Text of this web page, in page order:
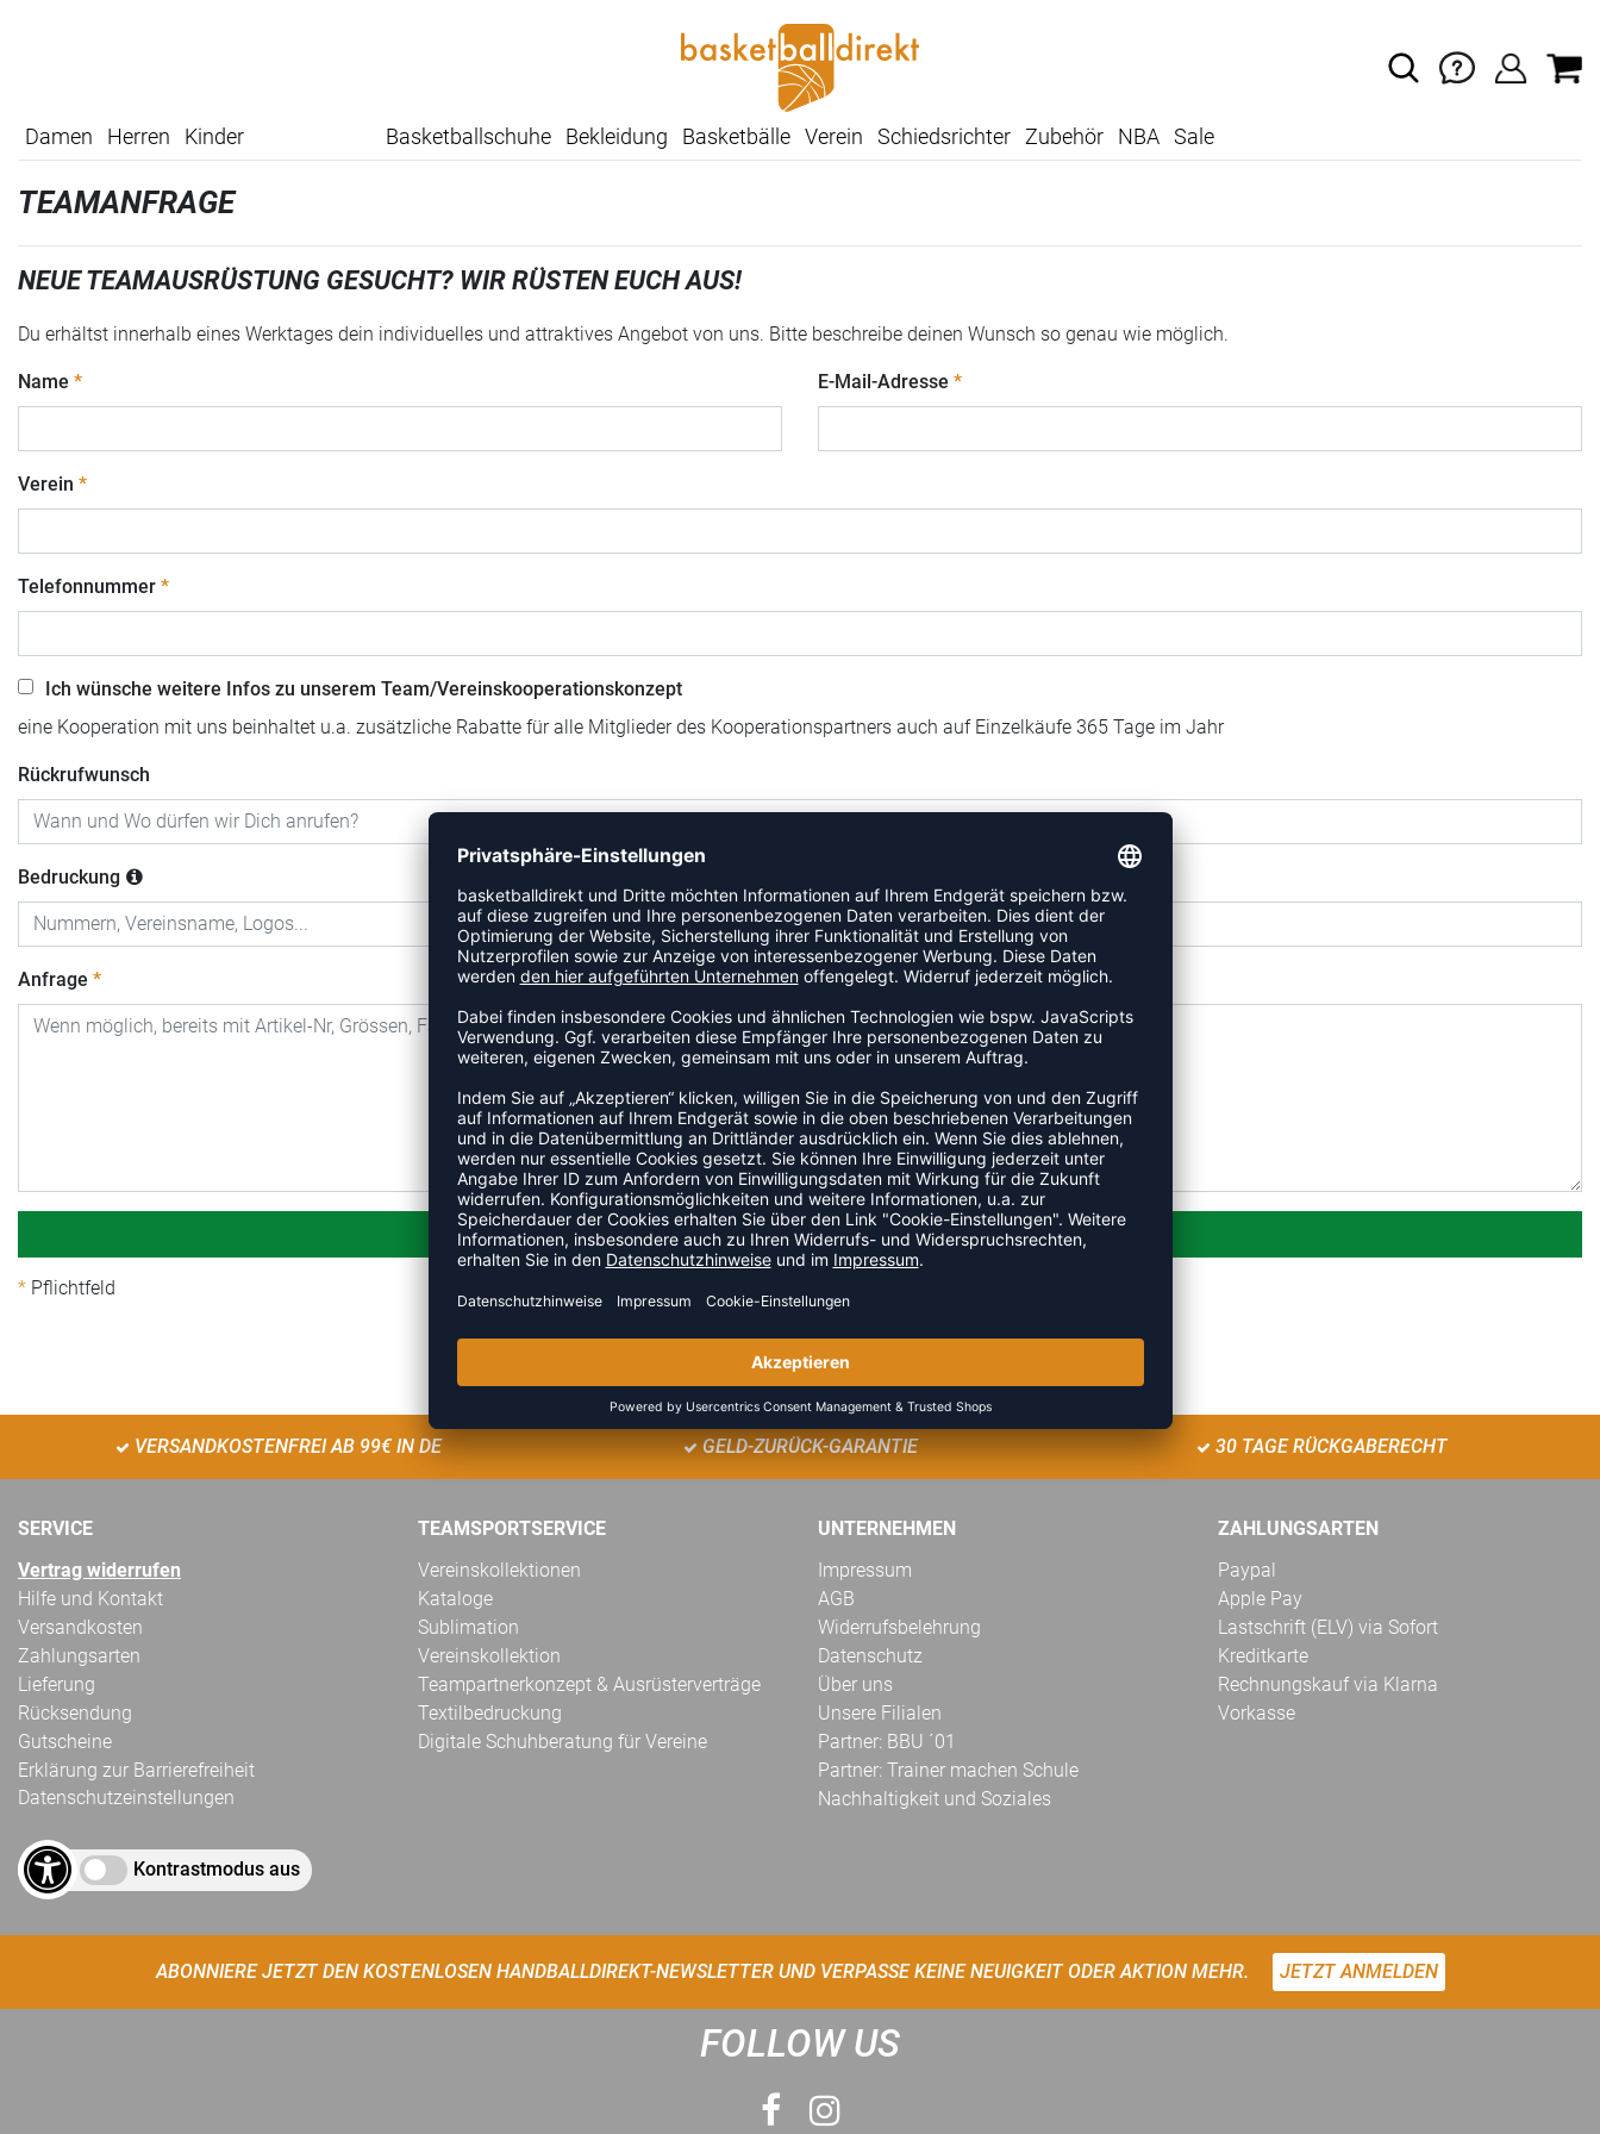
Damen Herren Kinder Basketballschuhe Bekleidung Basketbälle Verein Schiedsrichter Zubehör NBA Sale
TEAMANFRAGE
NEUE TEAMAUSRÜSTUNG GESUCHT? WIR RÜSTEN EUCH AUS!
Du erhältst innerhalb eines Werktages dein individuelles und attraktives Angebot von uns. Bitte beschreibe deinen Wunsch so genau wie möglich.
Name E-Mail-Adresse
Verein
Telefonnummer
Ich wünsche weitere Infos zu unserem Team/Vereinskooperationskonzept
eine Kooperation mit uns beinhaltet u.a. zusätzliche Rabatte für alle Mitglieder des Kooperationspartners auch auf Einzelkäufe 365 Tage im Jahr
Rückrufwunsch
Bedruckung
Anfrage
TEAMANFRAGE SENDEN
Pflichtfeld
VERSANDKOSTENFREI AB 99€ IN DE GELD-ZURÜCK-GARANTIE 30 TAGE RÜCKGABERECHT
SERVICE
Vertrag widerrufen
Hilfe und Kontakt
Versandkosten
Zahlungsarten
Lieferung
Rücksendung
Gutscheine
Erklärung zur Barrierefreiheit
Datenschutzeinstellungen
Kontrastmodus aus
TEAMSPORTSERVICE
Vereinskollektionen
Kataloge
Sublimation
Vereinskollektion
Teampartnerkonzept & Ausrüsterverträge
Textilbedruckung
Digitale Schuhberatung für Vereine
UNTERNEHMEN
Impressum
AGB
Widerrufsbelehrung
Datenschutz
Über uns
Unsere Filialen
Partner: BBU ´01
Partner: Trainer machen Schule
Nachhaltigkeit und Soziales
ZAHLUNGSARTEN
Paypal
Apple Pay
Lastschrift (ELV) via Sofort
Kreditkarte
Rechnungskauf via Klarna
Vorkasse
ABONNIERE JETZT DEN KOSTENLOSEN HANDBALLDIREKT-NEWSLETTER UND VERPASSE KEINE NEUIGKEIT ODER AKTION MEHR. JETZT ANMELDEN
FOLLOW US